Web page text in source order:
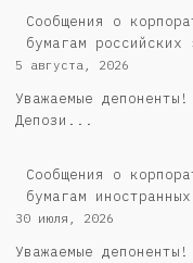
Cообщения о
бумагам российских
5 августа, 2026
Уважаемые
Депози...
Сообщения о
бумагам
30 июля, 2026
Уважаемые